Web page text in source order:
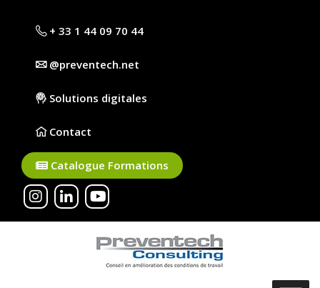
+ 33 1 44 09 70 44
@preventech.net
Solutions digitales
Contact
Catalogue Formations